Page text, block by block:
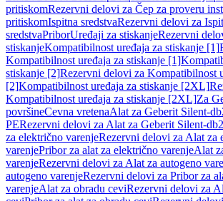
pritiskomRezervni delovi za Čep za proveru
pritiskomIspitna sredstvaRezervni delovi za
sredstvaPriborUređaji za stiskanjeRezervni
stiskanjeKompatibilnost uređaja za stiskanje [1]
Kompatibilnost uređaja za stiskanje [1]
stiskanje [2]Rezervni delovi za Kompatibilnost
[2]Kompatibilnost uređaja za stiskanje [2XL]
Kompatibilnost uređaja za stiskanje [2XL]Za
površineCevna vretenaAlat za Geberit Silent-
PERezervni delovi za Alat za Geberit Silent-
za električno varenjeRezervni delovi za Alat za
varenjePribor za alat za električno varenjeAlat
varenjeRezervni delovi za Alat za autogeno
autogeno varenjeRezervni delovi za Pribor za
varenjeAlat za obradu ceviRezervni delovi za